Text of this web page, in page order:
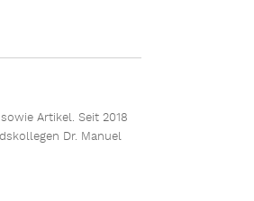
Artikel. Seit 2018
Dr. Manuel